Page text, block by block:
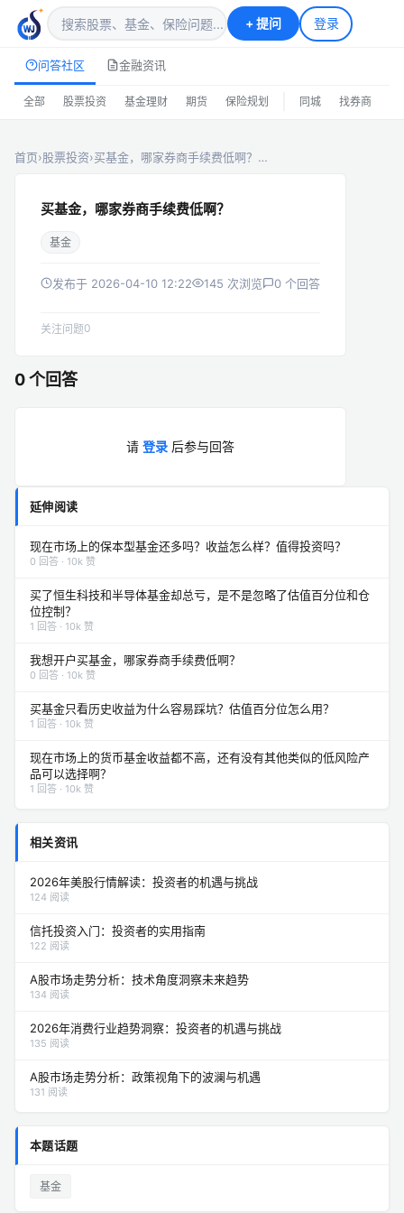
+提问 登录
问答社区 金融资讯
全部 股票投资 基金理财 期货 保险规划 同城 找券商
首页›股票投资›买基金，哪家券商手续费低啊？…
买基金，哪家券商手续费低啊？
基金
发布于 2026-04-10 12:22 145 次浏览 0 个回答
关注问题0
0 个回答
请 登录 后参与回答
延伸阅读
现在市场上的保本型基金还多吗？收益怎么样？值得投资吗？
0 回答 · 10k 赞
买了恒生科技和半导体基金却总亏，是不是忽略了估值百分位和仓
位控制？
1 回答 · 10k 赞
我想开户买基金，哪家券商手续费低啊？
0 回答 · 10k 赞
买基金只看历史收益为什么容易踩坑？估值百分位怎么用？
1 回答 · 10k 赞
现在市场上的货币基金收益都不高，还有没有其他类似的低风险产
品可以选择啊？
1 回答 · 10k 赞
相关资讯
2026年美股行情解读：投资者的机遇与挑战
124 阅读
信托投资入门：投资者的实用指南
122 阅读
A股市场走势分析：技术角度洞察未来趋势
134 阅读
2026年消费行业趋势洞察：投资者的机遇与挑战
135 阅读
A股市场走势分析：政策视角下的波澜与机遇
131 阅读
本题话题
基金